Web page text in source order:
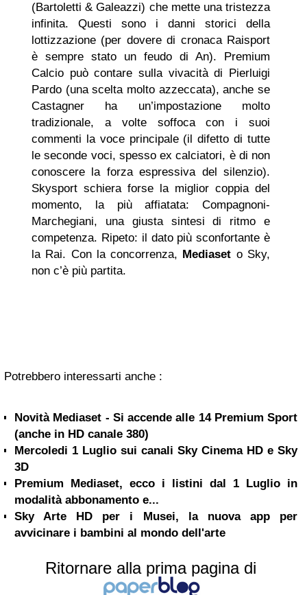
(Bartoletti & Galeazzi) che mette una tristezza
infinita. Questi sono i danni storici della
lottizzazione (per dovere di cronaca Raisport
è sempre stato un feudo di An). Premium
Calcio può contare sulla vivacità di Pierluigi
Pardo (una scelta molto azzeccata), anche se
Castagner ha un’impostazione molto
tradizionale, a volte soffoca con i suoi
commenti la voce principale (il difetto di tutte
le seconde voci, spesso ex calciatori, è di non
conoscere la forza espressiva del silenzio).
Skysport schiera forse la miglior coppia del
momento, la più affiatata: Compagnoni-
Marchegiani, una giusta sintesi di ritmo e
competenza. Ripeto: il dato più sconfortante è
la Rai. Con la concorrenza, Mediaset o Sky,
non c’è più partita.
Potrebbero interessarti anche :
Novità Mediaset - Si accende alle 14 Premium Sport
(anche in HD canale 380)
Mercoledi 1 Luglio sui canali Sky Cinema HD e Sky
3D
Premium Mediaset, ecco i listini dal 1 Luglio in
modalità abbonamento e...
Sky Arte HD per i Musei, la nuova app per
avvicinare i bambini al mondo dell'arte
Ritornare alla prima pagina di